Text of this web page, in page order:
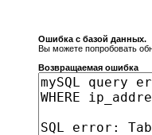
Ошибка с базой данных.
Вы можете попробовать
Возвращаемая ошибка